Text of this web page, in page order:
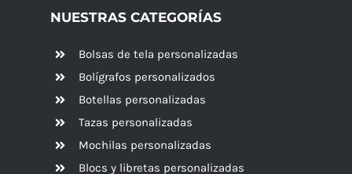
NUESTRAS CATEGORÍAS
Bolsas de tela personalizadas
Bolígrafos personalizados
Botellas personalizadas
Tazas personalizadas
Mochilas personalizadas
Blocs y libretas personalizadas